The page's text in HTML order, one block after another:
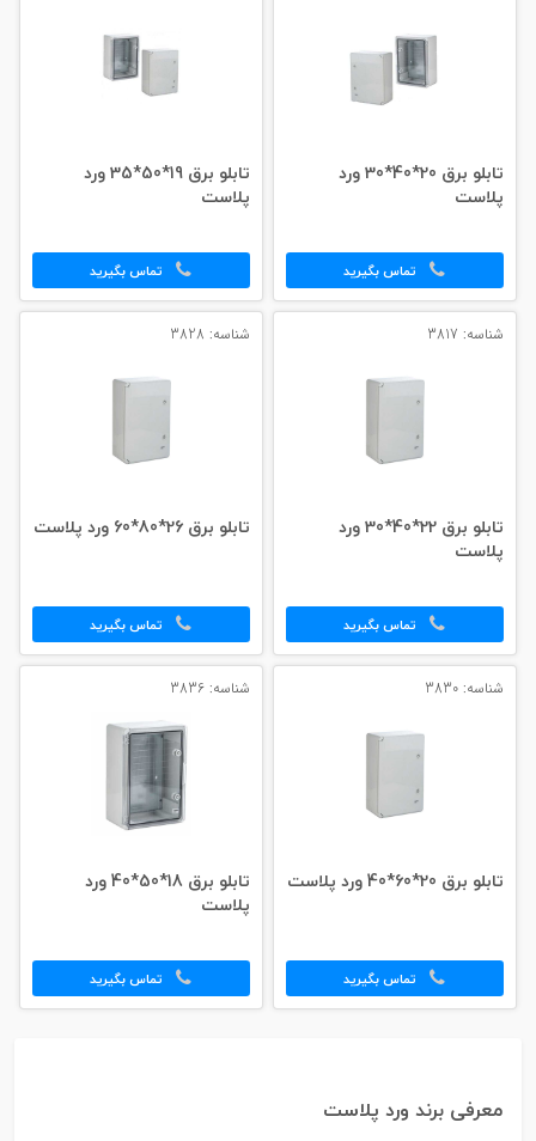
تابلو برق 20*40*30 ورد
پلاست
تماس بگیرید
تابلو برق 19*50*35 ورد
پلاست
تماس بگیرید
شناسه: 3817
تابلو برق 22*40*30 ورد
پلاست
تماس بگیرید
شناسه: 3828
تابلو برق 26*80*60 ورد پلاست
تماس بگیرید
شناسه: 3830
تابلو برق 20*60*40 ورد پلاست
تماس بگیرید
شناسه: 3836
تابلو برق 18*50*40 ورد
پلاست
تماس بگیرید
معرفی برند ورد پلاست